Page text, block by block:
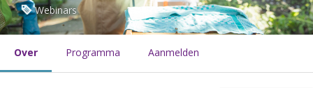
Webinars
Over Programma Aanmelden